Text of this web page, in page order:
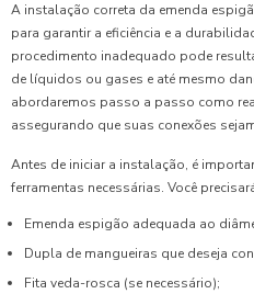
A instalação correta da emenda
para garantir a eficiência e a
procedimento inadequado pode
de líquidos ou gases e até mesmo
abordaremos passo a passo como
assegurando que suas conexões
Antes de iniciar a instalação, é
ferramentas necessárias. Você
Emenda espigão adequada ao
Dupla de mangueiras que deseja
Fita veda-rosca (se necessário);